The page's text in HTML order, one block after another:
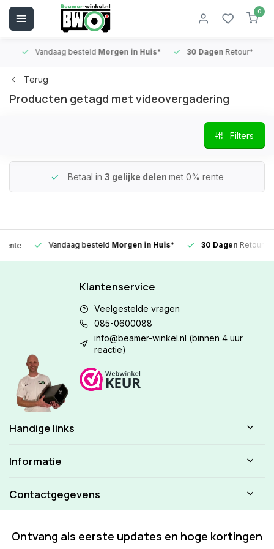
0
Vandaag besteldMorgen in Huis* 30 DagenRetour*
Terug
Producten getagd met videovergadering
Filters
Betaal in 3 gelijke delen met 0% rente
Vandaag besteldMorgen in Huis* 30 DagenRetour*
Klantenservice
Veelgestelde vragen
085-0600088
info@beamer-winkel.nl (binnen 4 uur
reactie)
Handige links
Informatie
Contactgegevens
Ontvang als eerste updates en hoge kortingen